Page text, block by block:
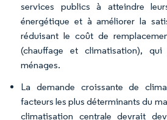
services publics à atteindre
énergétique et à améliorer la
réduisant le coût de
(chauffage et climatisation),
ménages.
La demande croissante de
facteurs les plus déterminants du
climatisation centrale devrait